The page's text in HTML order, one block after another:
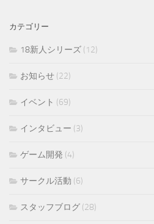
カテゴリー
18新人シリーズ (12)
お知らせ (22)
イベント (69)
インタビュー (3)
ゲーム開発 (4)
サークル活動 (6)
スタッフブログ (28)